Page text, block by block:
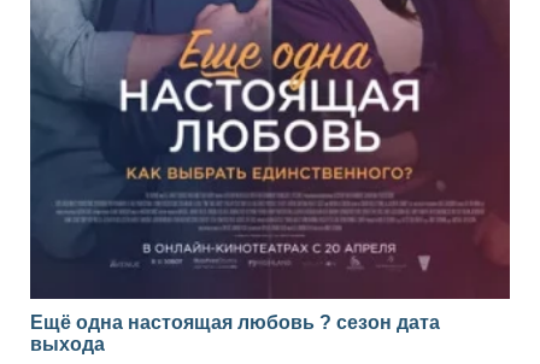
Ещё одна настоящая любовь ? сезон дата
выхода